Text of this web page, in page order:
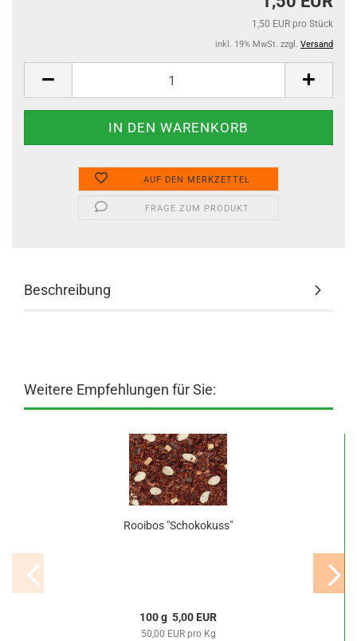
1,50 EUR pro Stück
inkl. 19% MwSt. zzgl. Versand
AUF DEN MERKZETTEL
FRAGE ZUM PRODUKT
Beschreibung
Weitere Empfehlungen für Sie:
Rooibos "Schokokuss"
100 g 5,00 EUR
50,00 EUR pro Kg